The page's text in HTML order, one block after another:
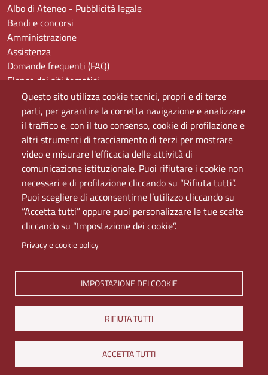
Questo sito utilizza cookie tecnici, propri e di terze
parti, per garantire la corretta navigazione e analizzare
il traffico e, con il tuo consenso, cookie di profilazione e
altri strumenti di tracciamento di terzi per mostrare
video e misurare l'efficacia delle attività di
comunicazione istituzionale. Puoi rifiutare i cookie non
necessari e di profilazione cliccando su “Rifiuta tutti”.
Puoi scegliere di acconsentirne l’utilizzo cliccando su
“Accetta tutti” oppure puoi personalizzare le tue scelte
cliccando su “Impostazione dei cookie”.
Privacy e cookie policy
IMPOSTAZIONE DEI COOKIE
RIFIUTA TUTTI
ACCETTA TUTTI
Albo di Ateneo - Pubblicità legale
Bandi e concorsi
Amministrazione
Assistenza
Domande frequenti (FAQ)
Elenco dei siti tematici
Mappa del sito
PEC
Rete Wi-Fi Eduroam
Servizio Proxy
Guida all’uso del portale
Università di Napoli L'Orientale. Palazzo Du Mesnil -
Via Chiatamone 61/62 - 80121 Napoli
Tel. +390816909000 | Partita IVA 00297640633 | PEC:
ateneo@pec.unior.it
Iscrizione al REA - CCIAA di Napoli n. NA-1112377